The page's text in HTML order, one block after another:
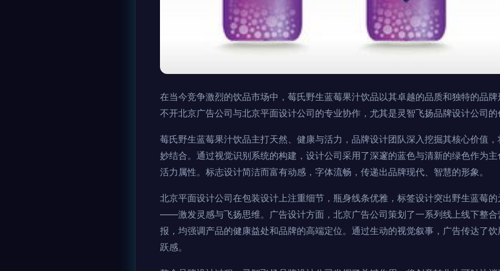
在当今竞争激烈的饮品市场中，莓氏野生蓝莓果汁饮品以其卓越的品质和独特的品
不开北京广告公司与北京平面设计公司的专业协作，尤其是灵智飞扬品牌设计公司的
莓氏野生蓝莓果汁饮品主打天然、健康与活力，品牌设计团队深入挖掘其核心价值
妙结合。通过视觉识别系统的构建，设计公司采用了深邃的蓝色与清新的绿色作为
活力属性。标志设计简洁而富有动感，字体流畅，传递出品牌现代、智慧的形象。
北京平面设计公司在包装设计上注重细节，瓶身线条优雅，标签设计突出野生蓝莓
——激发灵感与飞扬思维。广告设计方面，北京广告公司策划了一系列线上线下整
报，均强调产品的健康益处和品牌的高端定位。通过生动的视觉叙事，广告传达了
跃感。